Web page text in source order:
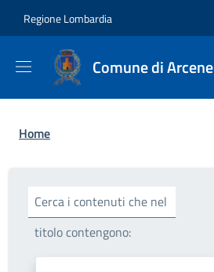
Regione Lombardia
Comune di Arcene
Briciole di pane
Home
Cerca i contenuti che nel
titolo contengono: